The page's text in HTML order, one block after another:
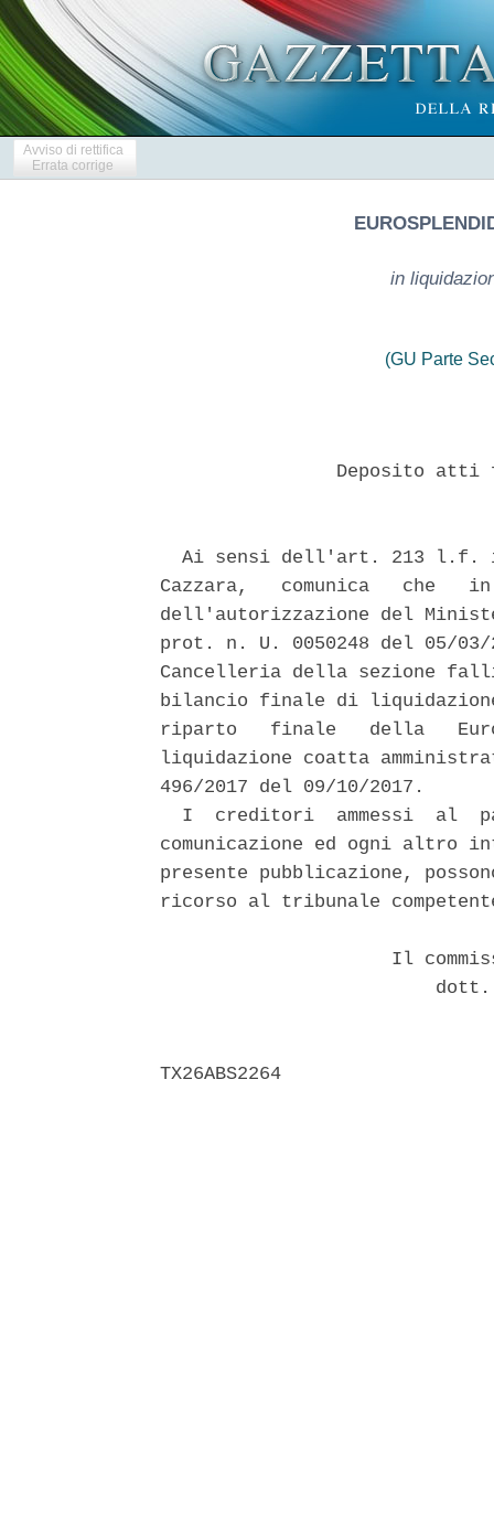
Avviso di rettifica
Errata corrige
in
(GU Parte
Deposito
Ai sensi dell'art. 213 l.f.
Cazzara,   comunica   che
dell'autorizzazione del
prot. n. U. 0050248 del 05/
Cancelleria della sezione
bilancio finale di
riparto   finale   della
liquidazione coatta
496/2017 del 09/10/2017.
I  creditori  ammessi  al
comunicazione ed ogni
presente pubblicazione,
ricorso al tribunale
Il